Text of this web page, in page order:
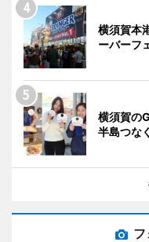
横須賀本
ーバーフ
横須賀の
半島つな